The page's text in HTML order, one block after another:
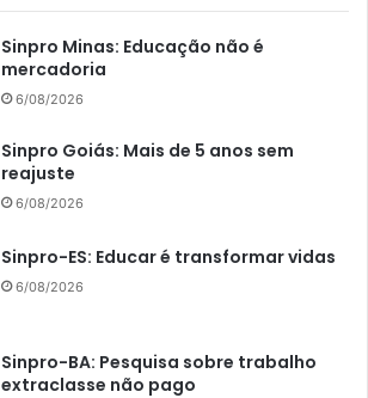
Sinpro Minas: Educação não é
mercadoria
6/08/2026
Sinpro Goiás: Mais de 5 anos sem
reajuste
6/08/2026
Sinpro-ES: Educar é transformar vidas
6/08/2026
Sinpro-BA: Pesquisa sobre trabalho
extraclasse não pago